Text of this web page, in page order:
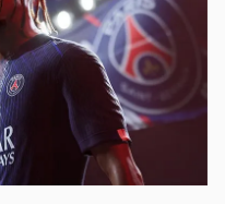
بر روی بازی می‌گذارد؛ باران
حرکت توپ را کند می‌کند و
کرد.